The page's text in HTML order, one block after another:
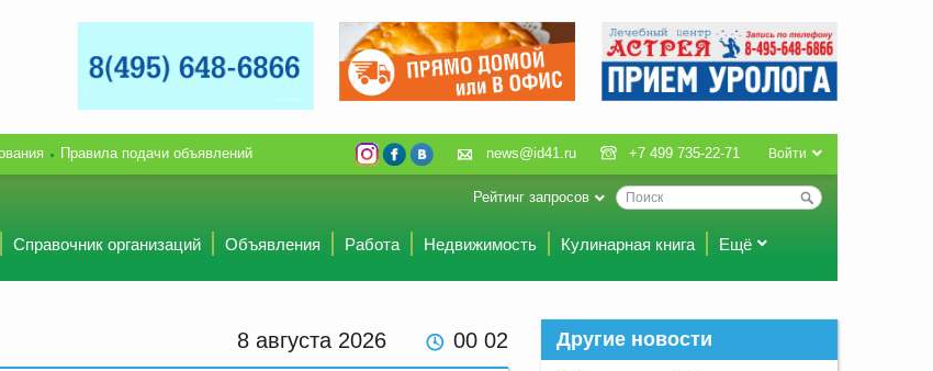
Правила подачи объявлений Войти
news@id41.ru +7 499 735-22-71
Рейтинг запросов
Справочник организаций Объявления Работа Недвижимость Кулинарная книга Ещё
8 августа 2026 00:02 Другие новости